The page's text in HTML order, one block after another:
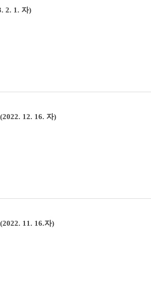
2. 1. 자)
12. 16. 자)
11. 16.자)